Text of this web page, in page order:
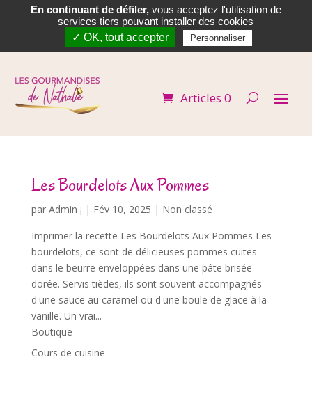
 
Articles 0
Les Bourdelots Aux Pommes
par Admin ¡ | Fév 10, 2025 | Non classé
Imprimer la recette Les Bourdelots Aux Pommes Les
bourdelots, ce sont de délicieuses pommes cuites
dans le beurre enveloppées dans une pâte brisée
dorée. Servis tièdes, ils sont souvent accompagnés
d'une sauce au caramel ou d'une boule de glace à la
vanille. Un vrai...
Boutique
Cours de cuisine
En continuant de défiler,vous acceptez l'utilisation de
services tiers pouvant installer des cookies
✓ OK, tout accepter
Personnaliser